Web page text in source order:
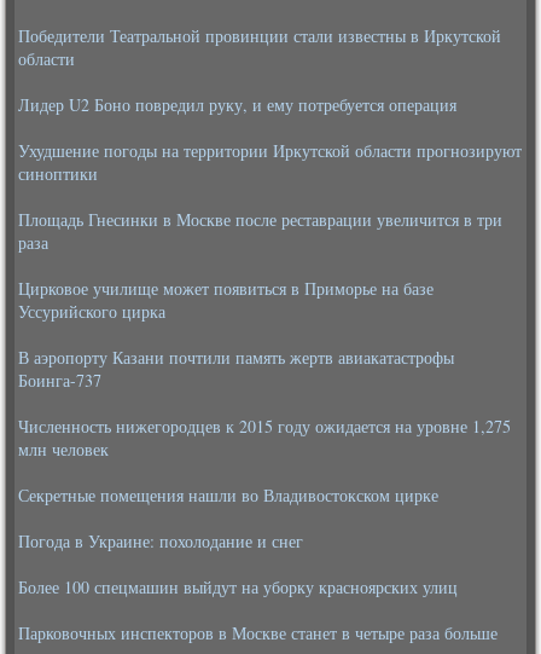
Победители Театральной провинции стали известны в Иркутской
области
Лидер U2 Боно повредил руку, и ему потребуется операция
Ухудшение погоды на территории Иркутской области прогнозируют
синоптики
Площадь Гнесинки в Москве после реставрации увеличится в три
раза
Цирковое училище может появиться в Приморье на базе
Уссурийского цирка
В аэропорту Казани почтили память жертв авиакатастрофы
Боинга-737
Численность нижегородцев к 2015 году ожидается на уровне 1,275
млн человек
Секретные помещения нашли во Владивостокском цирке
Погода в Украине: похолодание и снег
Более 100 спецмашин выйдут на уборку красноярских улиц
Парковочных инспекторов в Москве станет в четыре раза больше